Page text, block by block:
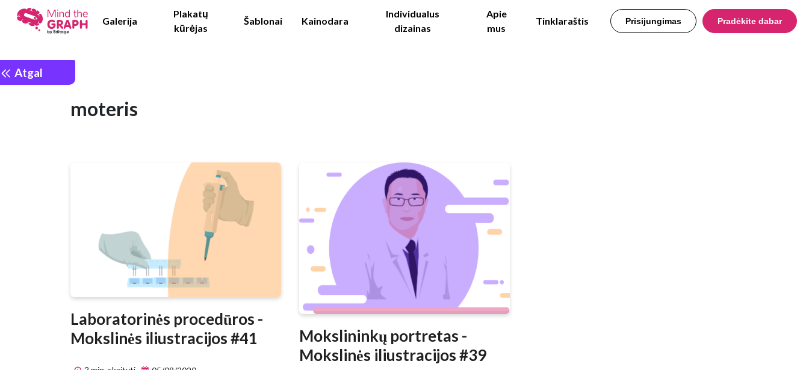
Galerija
Plakatų
kūrėjas
Šablonai Kainodara
Individualus
dizainas
Apie
mus
Tinklaraštis Prisijungimas Pradėkite dabar
Atgal
moteris
Laboratorinės procedūros -
Mokslinės iliustracijos #41
Mokslininkų portretas -
Mokslinės iliustracijos #39